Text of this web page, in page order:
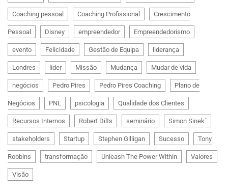
Coaching pessoal Coaching Profissional Crescimento
Pessoal Disney empreendedor Empreendedorismo
evento Felicidade Gestão de Equipa liderança
Londres líder Missão Mudança Mudar de vida
negócios Pedro Pires Pedro Pires Coaching Plano de
Negócios PNL psicologia Qualidade dos Clientes
Recursos Internos Robert Dilts seminário Simon Sinek´
stakeholders Startup Stephen Gilligan Sucesso Tony
Robbins transformação Unleash The Power Within Valores
Visão